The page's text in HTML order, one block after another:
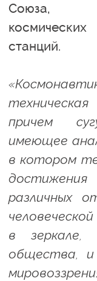
Союза,
станций.
причем
имеющее
в котором
различных
в зеркале,
общества, и